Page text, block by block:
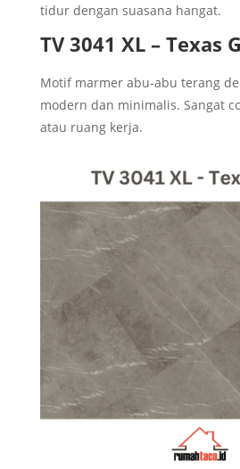
tidur dengan suasana hangat.
TV 3041 XL – Texas
Motif marmer abu-abu terang
modern dan minimalis. Sangat
atau ruang kerja.